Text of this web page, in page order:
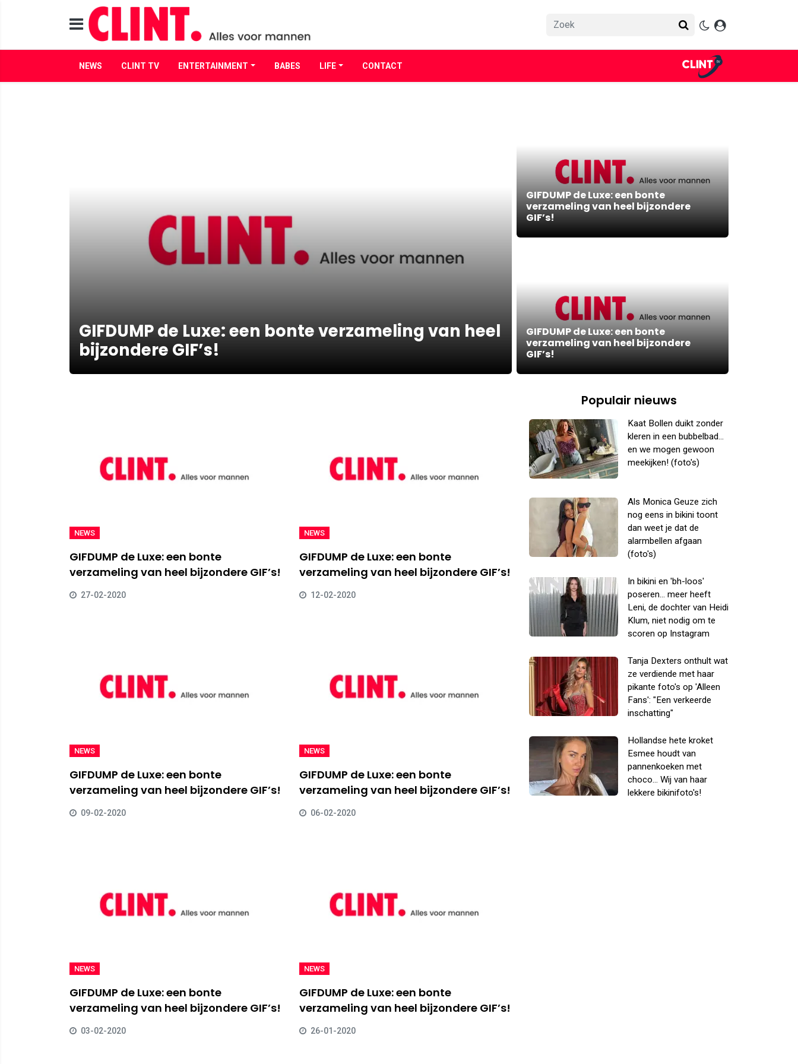
NEWS CLINT TV ENTERTAINMENT BABES LIFE CONTACT
GIFDUMP de Luxe: een bonte verzameling van heel
bijzondere GIF’s!
GIFDUMP de Luxe: een bonte
verzameling van heel bijzondere
GIF’s!
GIFDUMP de Luxe: een bonte
verzameling van heel bijzondere
GIF’s!
NEWS
GIFDUMP de Luxe: een bonte
verzameling van heel bijzondere GIF’s!
27-02-2020
NEWS
GIFDUMP de Luxe: een bonte
verzameling van heel bijzondere GIF’s!
12-02-2020
NEWS
GIFDUMP de Luxe: een bonte
verzameling van heel bijzondere GIF’s!
09-02-2020
NEWS
GIFDUMP de Luxe: een bonte
verzameling van heel bijzondere GIF’s!
06-02-2020
NEWS
GIFDUMP de Luxe: een bonte
verzameling van heel bijzondere GIF’s!
03-02-2020
NEWS
GIFDUMP de Luxe: een bonte
verzameling van heel bijzondere GIF’s!
26-01-2020
Populair nieuws
Kaat Bollen duikt zonder
kleren in een bubbelbad...
en we mogen gewoon
meekijken! (foto's)
Als Monica Geuze zich
nog eens in bikini toont
dan weet je dat de
alarmbellen afgaan
(foto's)
In bikini en 'bh-loos'
poseren... meer heeft
Leni, de dochter van Heidi
Klum, niet nodig om te
scoren op Instagram
Tanja Dexters onthult wat
ze verdiende met haar
pikante foto's op 'Alleen
Fans': "Een verkeerde
inschatting"
Hollandse hete kroket
Esmee houdt van
pannenkoeken met
choco... Wij van haar
lekkere bikinifoto's!